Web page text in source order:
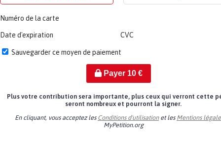
Numéro de la carte
Date d'expiration CVC
Sauvegarder ce moyen de paiement
Payer 10€
Plus votre contribution sera importante, plus ceux qui verront cette
seront nombreux et pourront la signer.
En cliquant, vous acceptez les Conditions d'utilisationet les Mentions
MyPetition.org